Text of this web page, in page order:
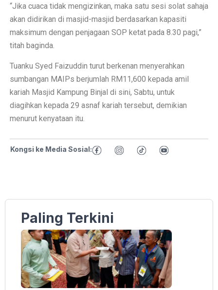
“Jika cuaca tidak mengizinkan, maka satu sesi solat sahaja
akan didirikan di masjid-masjid berdasarkan kapasiti
maksimum dengan penjagaan SOP ketat pada 8.30 pagi,”
titah baginda.
Tuanku Syed Faizuddin turut berkenan menyerahkan
sumbangan MAIPs berjumlah RM11,600 kepada amil
kariah Masjid Kampung Binjal di sini, Sabtu, untuk
diagihkan kepada 29 asnaf kariah tersebut, demikian
menurut kenyataan itu.
Kongsi ke Media Sosial:
Paling Terkini